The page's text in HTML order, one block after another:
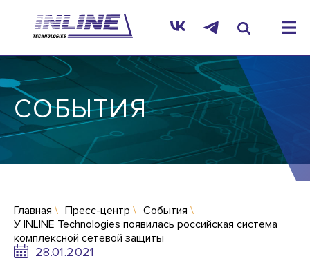
СОБЫТИЯ
Главная Пресс-центр
События
У INLINE Technologies появилась российская система
комплексной сетевой защиты
28.01.2021